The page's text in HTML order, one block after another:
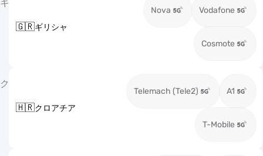
ギ
🇬🇷ギリシャ
Nova Vodafone
Cosmote
ク
🇭🇷クロアチア
Telemach (Tele2) A1
T-Mobile